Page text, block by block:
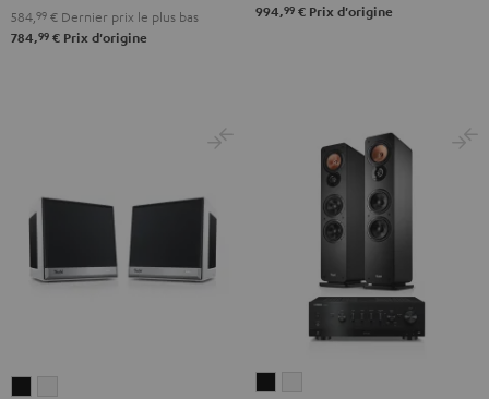
584, 99 € Dernier prix le plus bas
784,99 € Prix d'origine
994,99 € Prix d'origine